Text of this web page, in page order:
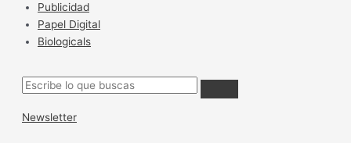
Publicidad
Papel Digital
Biologicals
Newsletter